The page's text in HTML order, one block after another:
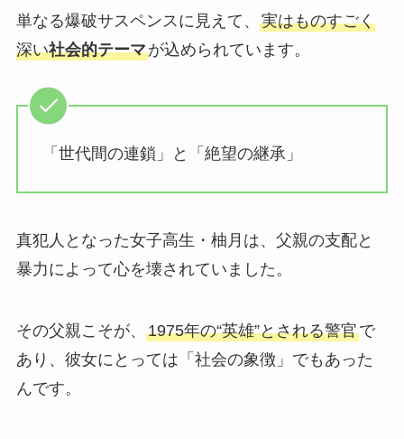
単なる爆破サスペンスに見えて、 実はものすごく
深い社会的テーマが込められています。
「世代間の連鎖」と「絶望の継承」
真犯人となった女子高生・柚月は、父親の支配と
暴力によって心を壊されていました。
その父親こそが、 1975年の“英雄”とされる警官で
あり、彼女にとっては「社会の象徴」でもあった
んです。